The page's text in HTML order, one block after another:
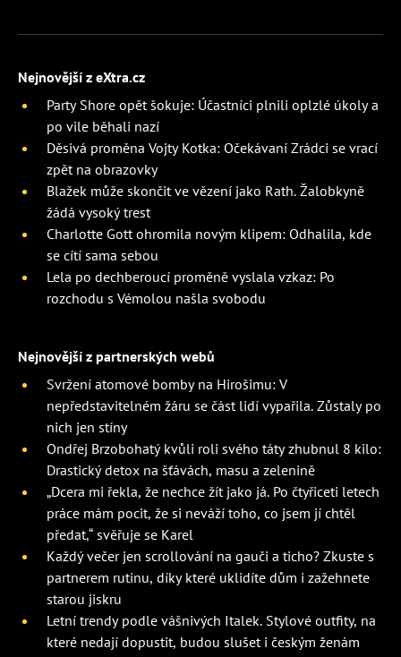
Nejnovější z eXtra.cz
Party Shore opět šokuje: Účastníci plnili oplzlé úkoly a
po vile běhali nazí
Děsivá proměna Vojty Kotka: Očekávaní Zrádci se vrací
zpět na obrazovky
Blažek může skončit ve vězení jako Rath. Žalobkyně
žádá vysoký trest
Charlotte Gott ohromila novým klipem: Odhalila, kde
se cítí sama sebou
Lela po dechberoucí proměně vyslala vzkaz: Po
rozchodu s Vémolou našla svobodu
Nejnovější z partnerských webů
Svržení atomové bomby na Hirošimu: V
nepředstavitelném žáru se část lidí vypařila. Zůstaly po
nich jen stíny
Ondřej Brzobohatý kvůli roli svého táty zhubnul 8 kilo:
Drastický detox na šťávách, masu a zelenině
„Dcera mi řekla, že nechce žít jako já. Po čtyřiceti letech
práce mám pocit, že si neváží toho, co jsem jí chtěl
předat,“ svěřuje se Karel
Každý večer jen scrollování na gauči a ticho? Zkuste s
partnerem rutinu, díky které uklidíte dům i zažehnete
starou jiskru
Letní trendy podle vášnivých Italek. Stylové outfity, na
které nedají dopustit, budou slušet i českým ženám